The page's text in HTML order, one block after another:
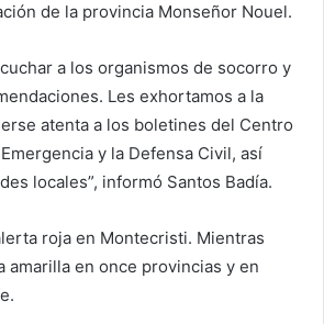
de la provincia Monseñor Nouel.
a los organismos de socorro y
Les exhortamos a la
atenta a los boletines del Centro
y la Defensa Civil, así
locales”, informó Santos Badía.
roja en Montecristi. Mientras
amarilla en once provincias y en